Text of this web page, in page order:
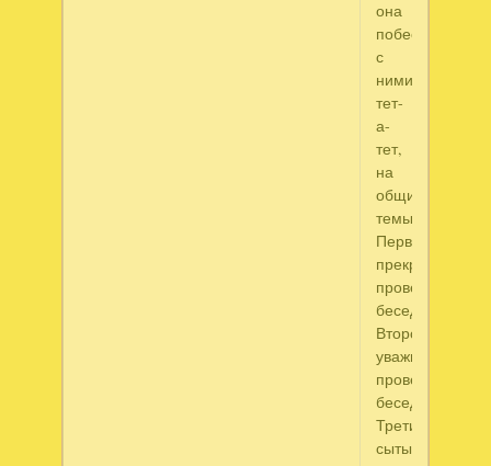
она
побеседовала
с
ними
тет-
а-
тет,
на
общие
темы.
Первый
прекрасно
провел
беседу.
Второй
уважительно
провел
беседу.
Третий,
сытый